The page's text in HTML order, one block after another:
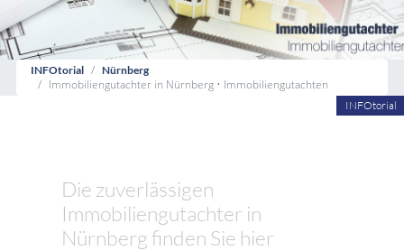
INFOtorial Nürnberg
Immobiliengutachter in Nürnberg • Immobiliengutachten
INFOtorial
Die zuverlässigen
Immobiliengutachter in
Nürnberg finden Sie hier